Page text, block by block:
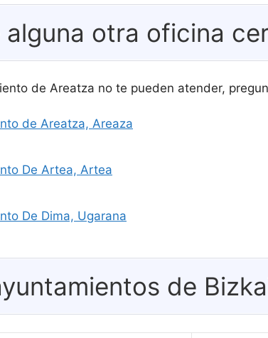
alguna otra oficina
de Areatza no te pueden atender,
de Areatza, Areaza
De Artea, Artea
De Dima, Ugarana
de